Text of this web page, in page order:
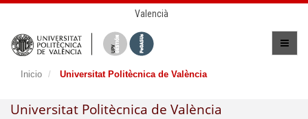
Valencià
Inicio Universitat Politècnica de València
Universitat Politècnica de València